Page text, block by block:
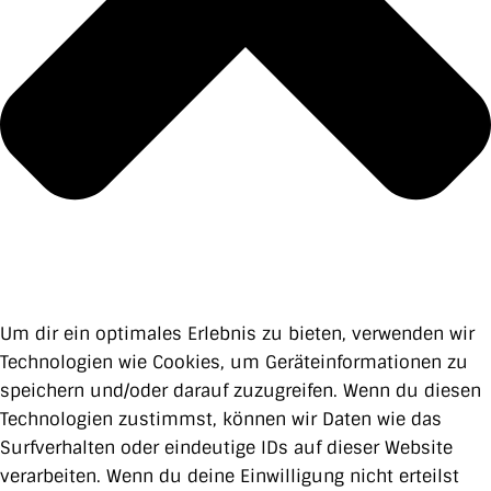
Um dir ein optimales Erlebnis zu bieten, verwenden wir
Technologien wie Cookies, um Geräteinformationen zu
speichern und/oder darauf zuzugreifen. Wenn du diesen
Technologien zustimmst, können wir Daten wie das
Surfverhalten oder eindeutige IDs auf dieser Website
verarbeiten. Wenn du deine Einwilligung nicht erteilst